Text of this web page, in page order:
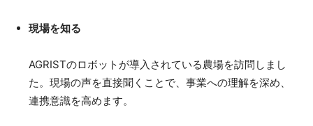
現場を知る
AGRISTのロボットが導入されている農場を訪問しまし
た。現場の声を直接聞くことで、事業への理解を深め、
連携意識を高めます。